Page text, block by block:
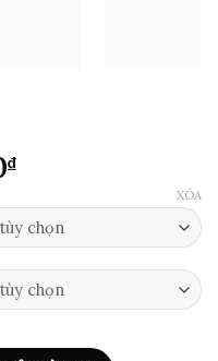
₫
từ
350,000₫
đến
1,750,000₫
XÓA